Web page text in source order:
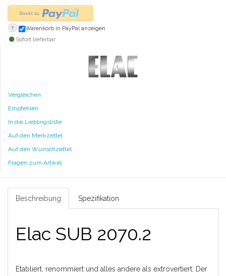
? Warenkorb in PayPal anzeigen
Sofort lieferbar
Vergleichen
Empfehlen
In die Lieblingsliste
Auf den Merkzettel
Auf den Wunschzettel
Fragen zum Artikel
Beschreibung Spezifikation
Elac SUB 2070.2
Etabliert, renommiert und alles andere als extrovertiert: Der